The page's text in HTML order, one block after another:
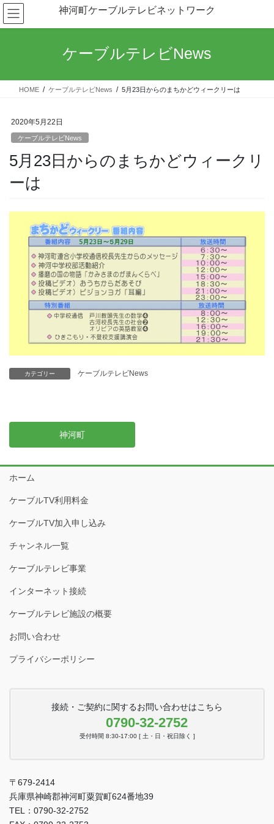
コ
ン
テ
ス
ナ
ビ
ゲ
ン
神河町ケーブルテレビネットワーク
ケーブルテレビNews
HOME ケーブルテレビNews 5月23日からのまちかどウィークリーは
2020年5月22日
ケーブルテレビNews
5月23日からのまちかどウィークリ
ーは
カテゴリー ケーブルテレビNews
神河町
ホーム
ケーブルTV利用料金
ケーブルTV加入申し込み
チャンネル一覧
ケーブルテレビ事業
インターネット接続
ケーブルテレビ施設の概要
お問い合わせ
プライバシーポリシー
接続・ご契約に関するお問い合わせはこちら
0790-32-2752
受付時間 8:30-17:00 [ 土・日・祝日除く ]
〒679-2414
兵庫県神崎郡神河町粟賀町624番地39
TEL：0790-32-2752